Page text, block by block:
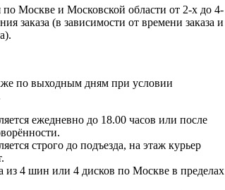
по Москве и Московской области от 2-х до 4-
заказа (в зависимости от времени заказа и
по выходным дням при условии
ежедневно до 18.00 часов или после
строго до подъезда, на этаж курьер
из 4 шин или 4 дисков по Москве в пределах